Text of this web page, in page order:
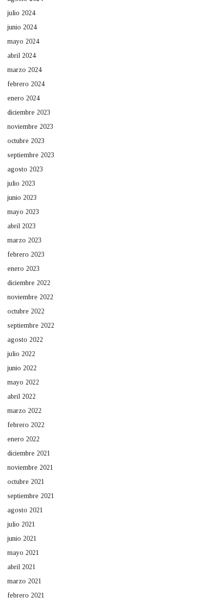
julio 2024
junio 2024
mayo 2024
abril 2024
marzo 2024
febrero 2024
enero 2024
diciembre 2023
noviembre 2023
octubre 2023
septiembre 2023
agosto 2023
julio 2023
junio 2023
mayo 2023
abril 2023
marzo 2023
febrero 2023
enero 2023
diciembre 2022
noviembre 2022
octubre 2022
septiembre 2022
agosto 2022
julio 2022
junio 2022
mayo 2022
abril 2022
marzo 2022
febrero 2022
enero 2022
diciembre 2021
noviembre 2021
octubre 2021
septiembre 2021
agosto 2021
julio 2021
junio 2021
mayo 2021
abril 2021
marzo 2021
febrero 2021